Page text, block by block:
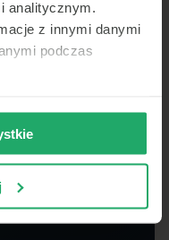
analitycznym.
z innymi danymi
podczas